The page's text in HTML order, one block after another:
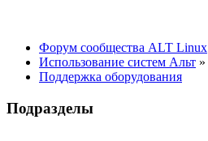
Форум сообщества ALT Linux
Использование систем Альт »
Поддержка оборудования
Подразделы